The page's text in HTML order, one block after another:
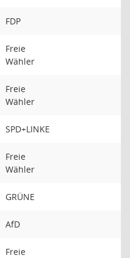
FDP
Freie
Wähler
Freie
Wähler
SPD+LINKE
Freie
Wähler
GRÜNE
AfD
Freie